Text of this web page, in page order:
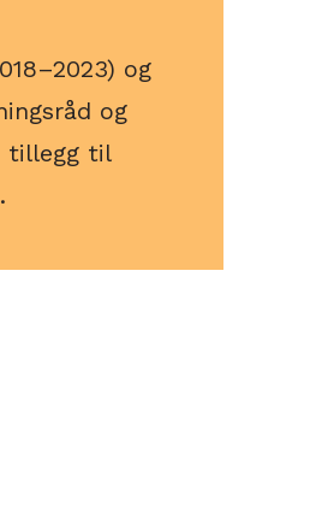
og
og
tillegg til